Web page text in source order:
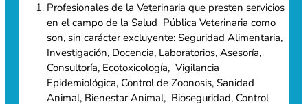
Profesionales de la Veterinaria que presten servicios
en el campo de la Salud Pública Veterinaria como
son, sin carácter excluyente: Seguridad Alimentaria,
Investigación, Docencia, Laboratorios, Asesoría,
Consultoría, Ecotoxicología, Vigilancia
Epidemiológica, Control de Zoonosis, Sanidad
Animal, Bienestar Animal, Bioseguridad, Control